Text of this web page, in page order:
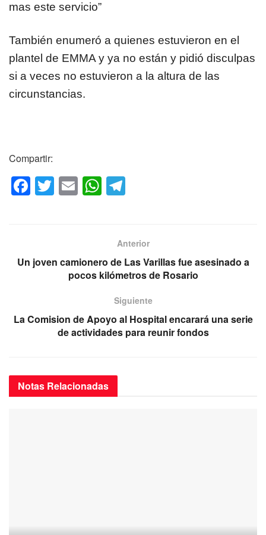
mas este servicio”
También enumeró a quienes estuvieron en el
plantel de EMMA y ya no están y pidió disculpas
si a veces no estuvieron a la altura de las
circunstancias.
Compartir:
F
a
b
k
T
wi
E
m
W
h
A
p
gr
a
m
Anterior
Un joven camionero de Las Varillas fue asesinado a
pocos kilómetros de Rosario
Siguiente
La Comision de Apoyo al Hospital encarará una serie
de actividades para reunir fondos
Notas Relacionadas